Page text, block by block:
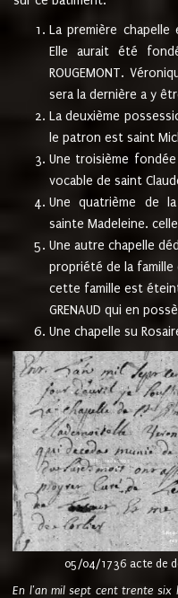
La première
Elle aurait été
ROUGEMONT.
sera la dernière a y
La deuxième
le patron est saint
Une troisième fondée
vocable de saint
Une quatrième de
sainte Madeleine.
Une autre chapelle
propriété de la famille
cette famille est
GRENAUD qui en
Une chapelle su
05/04/1736 acte de
En l'an mil sept cent trente six